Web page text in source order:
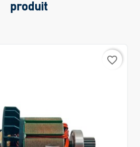
produit
favorite_border